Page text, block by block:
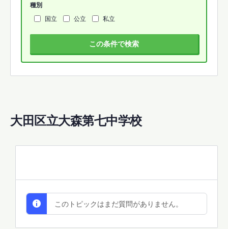
大田区立大森第七中学校
このトピックはまだ質問がありません。
種別
国立
公立 私立
この条件で検索